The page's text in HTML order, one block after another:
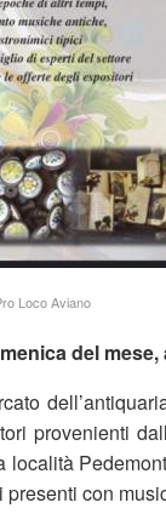
Loco Aviano
del
provenienti
con